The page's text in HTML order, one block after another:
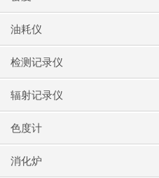
油耗仪
检测记录仪
辐射记录仪
色度计
消化炉